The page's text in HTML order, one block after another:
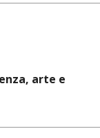
arte e